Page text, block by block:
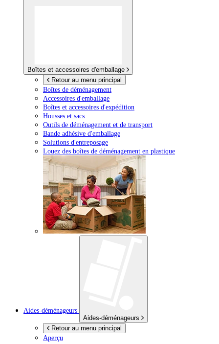
Boîtes et accessoires d'emballage
Retour au menu principal
Boîtes de déménagement
Accessoires d'emballage
Boîtes et accessoires d'expédition
Housses et sacs
Outils de déménagement et de transport
Bande adhésive d'emballage
Solutions d'entreposage
Louez des boîtes de déménagement en plastique
Aides-déménageurs
Aides-déménageurs
Retour au menu principal
Aperçu